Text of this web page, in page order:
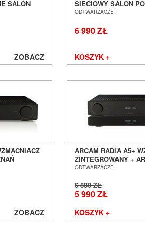
SALON
ZOBACZ
SIECIOWY SALON
WROCŁAW
ODTWARZACZE
6 990 ZŁ
KOSZYK +
ZOBACZ
ARCAM RADIA A5+
ZINTEGROWANY +
ST5 STREAMER
ODTWARZACZE
6 880 ZŁ
5 990 ZŁ
KOSZYK +